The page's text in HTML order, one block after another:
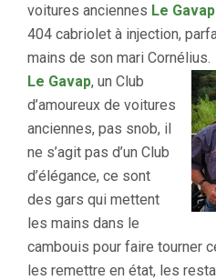
voitures anciennes Le Gavap
404 cabriolet à injection,
mains de son mari Cornélius.
Le Gavap, un Club
d’amoureux de voitures
anciennes, pas snob, il
ne s’agit pas d’un Club
d’élégance, ce sont
des gars qui mettent
les mains dans le
cambouis pour faire tourner
les remettre en état, les